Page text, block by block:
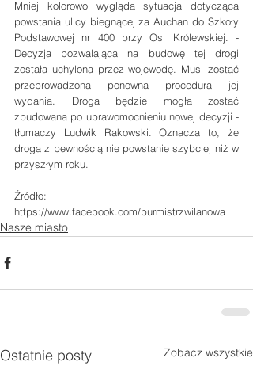
Mniej kolorowo wygląda sytuacja dotycząca
powstania ulicy biegnącej za Auchan do Szkoły
Podstawowej nr 400 przy Osi Królewskiej. -
Decyzja pozwalająca na budowę tej drogi
została uchylona przez wojewodę. Musi zostać
przeprowadzona ponowna procedura jej
wydania. Droga będzie mogła zostać
zbudowana po uprawomocnieniu nowej decyzji -
tłumaczy Ludwik Rakowski. Oznacza to, że
droga z pewnością nie powstanie szybciej niż w
przyszłym roku.
Źródło:
https://www.facebook.com/burmistrzwilanowa
Nasze miasto
Ostatnie posty Zobacz wszystkie